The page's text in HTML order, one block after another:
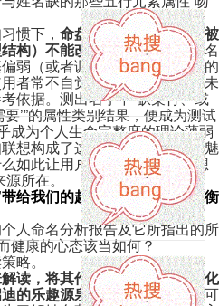
惯下， 命盘八字是先天固定（被
构）不能改变的“根基”，而姓名
弱（或者调节、协调先天倾向的
者常不自觉会将其看成对自己未
依据。测出名字中“缺某行、或
’”的属性类别结果，便成为测试
成为个人生命完整度的理论薄弱
想构成了这种免费测评的文化魅
如此让用户有继续关注或者“想
所在。
给我们的趣味性与实用性的平衡
人命名分析报告及它所指出的所
健康的心态该当如何？
略。
读，将其作为一种认识姓名文化
的乐趣源泉来参与，这是完全可